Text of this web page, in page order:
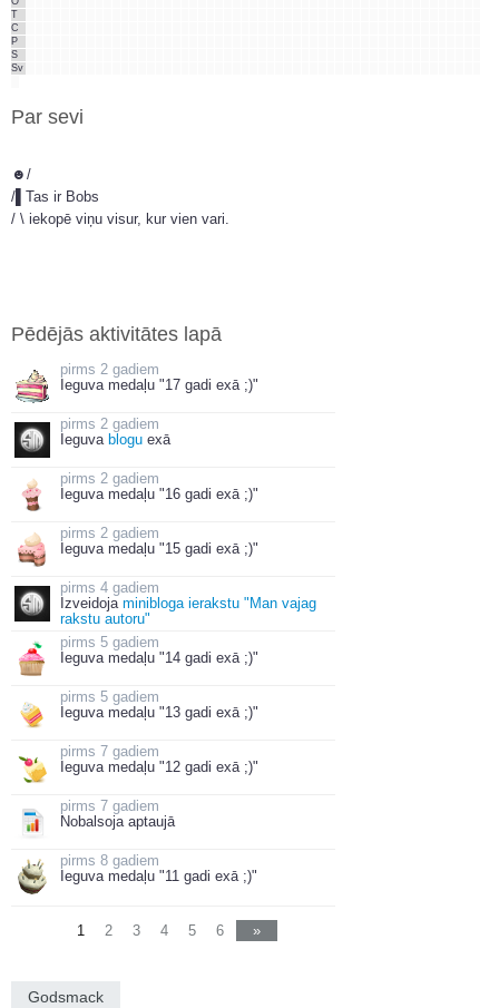
T
C
P
S
Sv
Par sevi
☻/
/▌Tas ir Bobs
/ \ iekopē viņu visur, kur vien vari.
Pēdējās aktivitātes lapā
2 gadiem
Ieguva medaļu "17 gadi exā ;)"
2 gadiem
Ieguva blogu exā
2 gadiem
Ieguva medaļu "16 gadi exā ;)"
2 gadiem
Ieguva medaļu "15 gadi exā ;)"
4 gadiem
Izveidoja minibloga ierakstu "Man vajag
rakstu autoru"
5 gadiem
Ieguva medaļu "14 gadi exā ;)"
5 gadiem
Ieguva medaļu "13 gadi exā ;)"
7 gadiem
Ieguva medaļu "12 gadi exā ;)"
7 gadiem
Nobalsoja aptaujā
8 gadiem
Ieguva medaļu "11 gadi exā ;)"
1 2 3 4 5 6 »
Godsmack